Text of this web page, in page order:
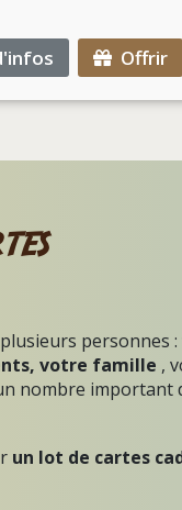
Offrir
personnes :
votre famille ,
nombre important
un lot de cartes